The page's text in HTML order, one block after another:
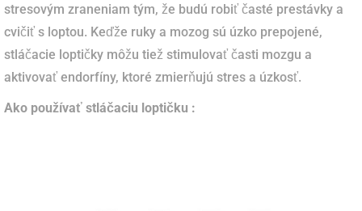
stresovým zraneniam tým, že budú robiť časté prestávky a
cvičiť s loptou. Keďže ruky a mozog sú úzko prepojené,
stláčacie loptičky môžu tiež stimulovať časti mozgu a
aktivovať endorfíny, ktoré zmierňujú stres a úzkosť.
Ako používať stláčaciu loptičku :